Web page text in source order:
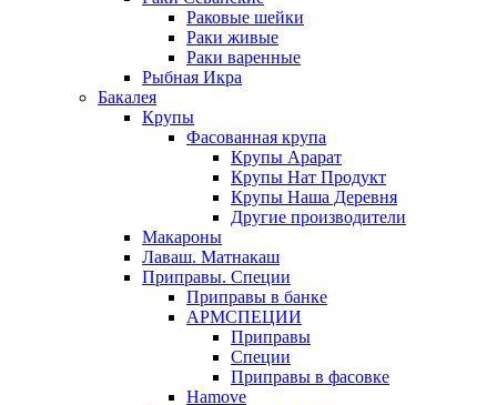
Раковые шейки
Раки живые
Раки варенные
Рыбная Икра
Бакалея
Крупы
Фасованная крупа
Крупы Арарат
Крупы Нат Продукт
Крупы Наша Деревня
Другие производители
Макароны
Лаваш. Матнакаш
Приправы. Специи
Приправы в банке
АРМСПЕЦИИ
Приправы
Специи
Приправы в фасовке
Hamove